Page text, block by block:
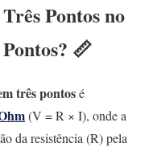
Pontos no
📏
três pontosé
(V = R × I), onde a
da resistência (R) pela